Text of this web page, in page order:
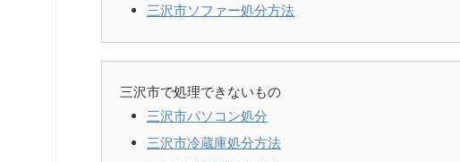
三沢市ソファー処分方法
三沢市で処理できないもの
三沢市パソコン処分
三沢市冷蔵庫処分方法